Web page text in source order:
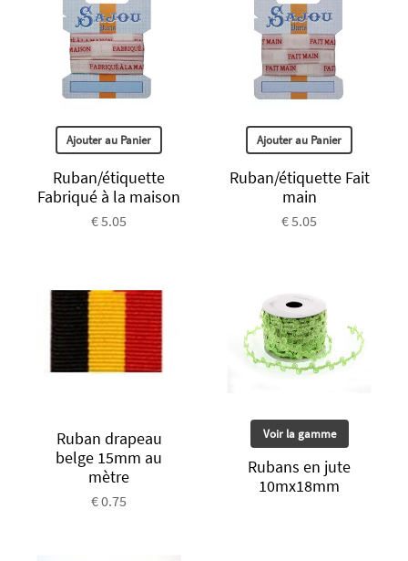
Ajouter au Panier
Ruban/étiquette
Fabriqué à la maison
€ 5.05
Ajouter au Panier
Ruban/étiquette Fait
main
€ 5.05
Ruban drapeau
belge 15mm au
mètre
€ 0.75
Voir la gamme
Rubans en jute
10mx18mm